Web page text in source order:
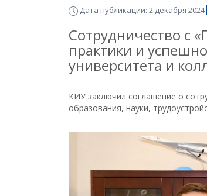
Дата публикации: 2 декабря 2024
Сотрудничество с
практики и
университета и
КИУ заключил соглашение о
образования, науки,